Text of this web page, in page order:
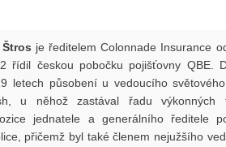
je ředitelem Colonnade Insurance
řídil českou pobočku pojišťovny QBE.
letech působení u vedoucího
u něhož zastával řadu výkonných
jednatele a generálního ředitele
přičemž byl také členem nejužšího